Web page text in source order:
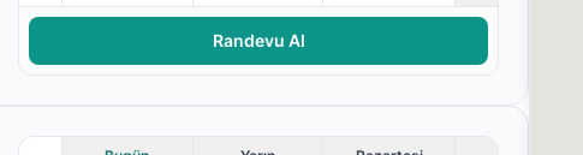
Randevu Al